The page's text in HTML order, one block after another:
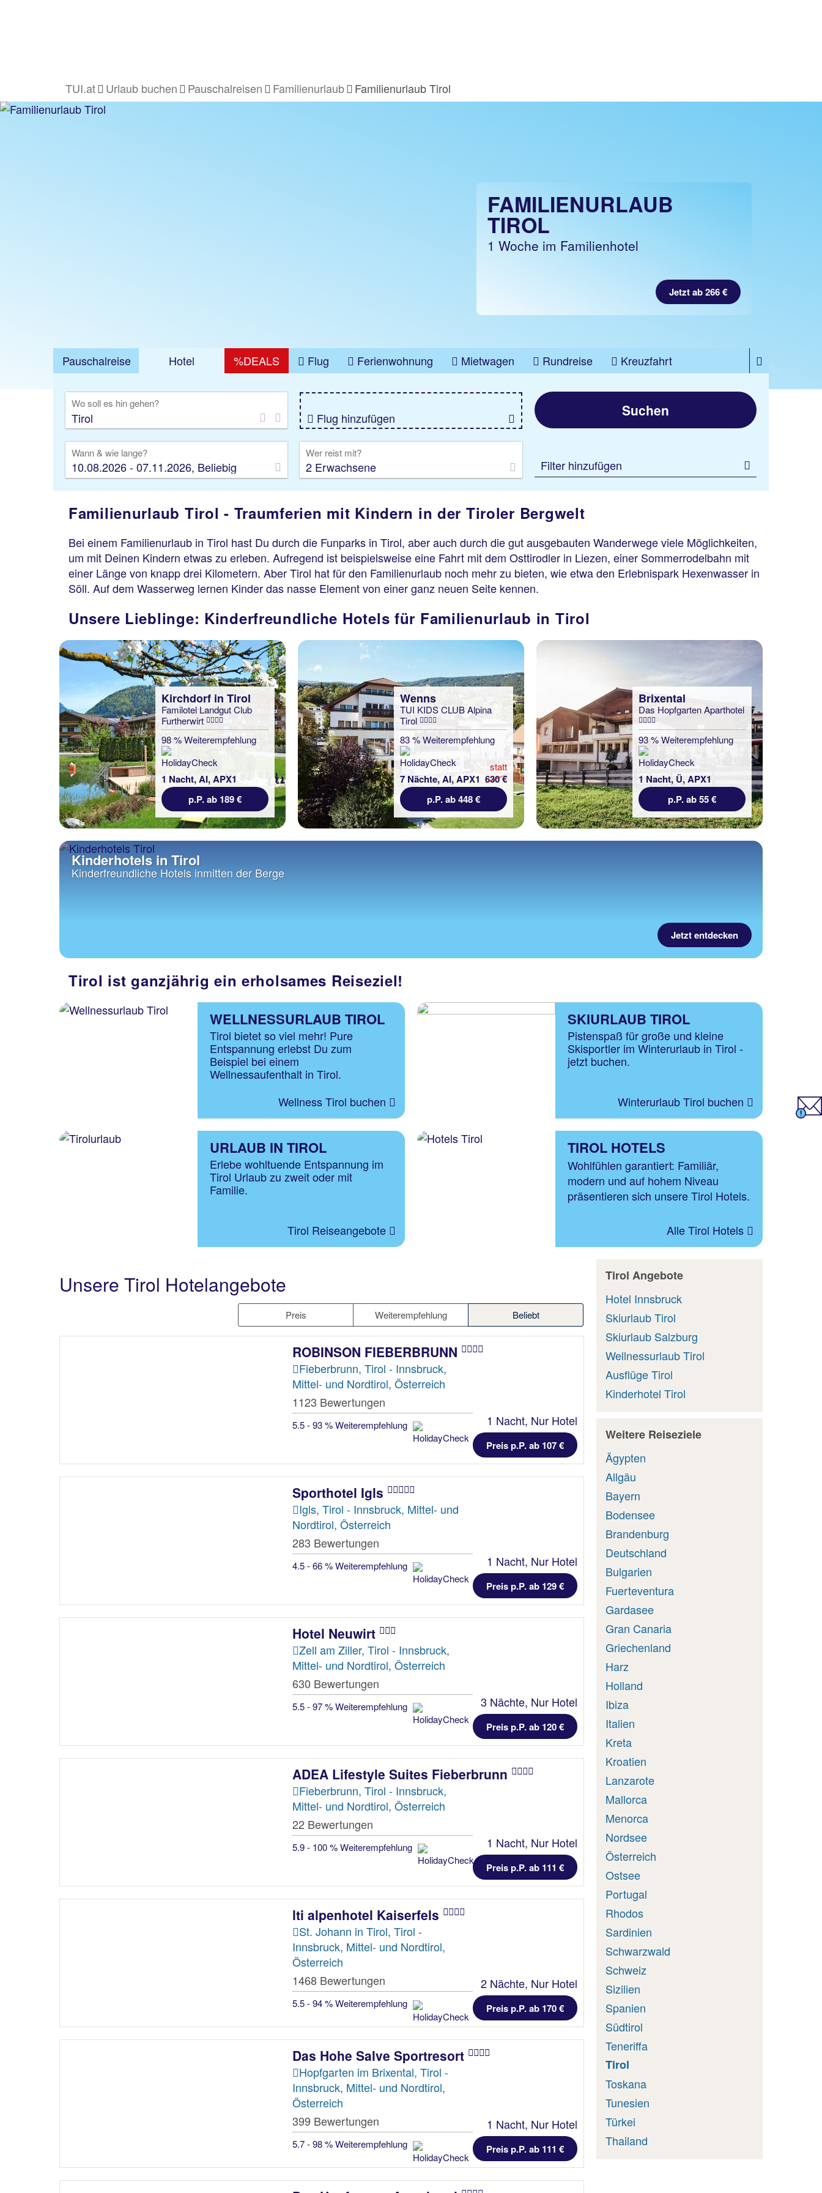
TUI.at Urlaub buchen Pauschalreisen Familienurlaub Familienurlaub Tirol
FAMILIENURLAUB
TIROL
1 Woche im Familienhotel
Jetzt ab 266 €
Pauschalreise Hotel %DEALS Flug Ferienwohnung Mietwagen Rundreise
Kreuzfahrt
Wo soll es hin gehen?
Flug hinzufügen
Wann & wie lange?
10.08.2026 - 07.11.2026, Beliebig
Wer reist mit?
2 Erwachsene
Suchen
Filter hinzufügen
Familienurlaub Tirol - Traumferien mit Kindern in der Tiroler Bergwelt
Bei einem Familienurlaub in Tirol hast Du durch die Funparks in Tirol, aber auch durch die gut ausgebauten Wanderwege viele Möglichkeiten,
um mit Deinen Kindern etwas zu erleben. Aufregend ist beispielsweise eine Fahrt mit dem Osttirodler in Liezen, einer Sommerrodelbahn mit
einer Länge von knapp drei Kilometern. Aber Tirol hat für den Familienurlaub noch mehr zu bieten, wie etwa den Erlebnispark Hexenwasser in
Söll. Auf dem Wasserweg lernen Kinder das nasse Element von einer ganz neuen Seite kennen.
Unsere Lieblinge: Kinderfreundliche Hotels für Familienurlaub in Tirol
Kirchdorf in Tirol
Familotel Landgut Club
Furtherwirt
98 % Weiterempfehlung
1 Nacht, AI, APX1
p.P. ab 189 €
Wenns
TUI KIDS CLUB Alpina
Tirol
83 % Weiterempfehlung
7 Nächte, AI, APX1
statt
630 €
p.P. ab 448 €
Brixental
Das Hopfgarten Aparthotel
93 % Weiterempfehlung
1 Nacht, Ü, APX1
p.P. ab 55 €
Kinderhotels in Tirol
Kinderfreundliche Hotels inmitten der Berge
Jetzt entdecken
Tirol ist ganzjährig ein erholsames Reiseziel!
WELLNESSURLAUB TIROL
Tirol bietet so viel mehr! Pure
Entspannung erlebst Du zum
Beispiel bei einem
Wellnessaufenthalt in Tirol.
Wellness Tirol buchen
SKIURLAUB TIROL
Pistenspaß für große und kleine
Skisportler im Winterurlaub in Tirol -
jetzt buchen.
Winterurlaub Tirol buchen
URLAUB IN TIROL
Erlebe wohltuende Entspannung im
Tirol Urlaub zu zweit oder mit
Familie.
Tirol Reiseangebote
TIROL HOTELS
Wohlfühlen garantiert: Familiär,
modern und auf hohem Niveau
präsentieren sich unsere Tirol Hotels.
Alle Tirol Hotels
Unsere Tirol Hotelangebote
Preis Weiterempfehlung Beliebt
ROBINSON FIEBERBRUNN
Fieberbrunn, Tirol - Innsbruck,
Mittel- und Nordtirol, Österreich
1123 Bewertungen
5.5 - 93 % Weiterempfehlung 1 Nacht, Nur Hotel
Preis p.P. ab 107 €
Sporthotel Igls
Igls, Tirol - Innsbruck, Mittel- und
Nordtirol, Österreich
283 Bewertungen
4.5 - 66 % Weiterempfehlung 1 Nacht, Nur Hotel
Preis p.P. ab 129 €
Hotel Neuwirt
Zell am Ziller, Tirol - Innsbruck,
Mittel- und Nordtirol, Österreich
630 Bewertungen
5.5 - 97 % Weiterempfehlung 3 Nächte, Nur Hotel
Preis p.P. ab 120 €
ADEA Lifestyle Suites Fieberbrunn
Fieberbrunn, Tirol - Innsbruck,
Mittel- und Nordtirol, Österreich
22 Bewertungen
5.9 - 100 % Weiterempfehlung 1 Nacht, Nur Hotel
Preis p.P. ab 111 €
lti alpenhotel Kaiserfels
St. Johann in Tirol, Tirol -
Innsbruck, Mittel- und Nordtirol,
Österreich
1468 Bewertungen
5.5 - 94 % Weiterempfehlung
2 Nächte, Nur Hotel
Preis p.P. ab 170 €
Das Hohe Salve Sportresort
Hopfgarten im Brixental, Tirol -
Innsbruck, Mittel- und Nordtirol,
Österreich
399 Bewertungen
5.7 - 98 % Weiterempfehlung
1 Nacht, Nur Hotel
Preis p.P. ab 111 €
Tirol Angebote
Hotel Innsbruck
Skiurlaub Tirol
Skiurlaub Salzburg
Wellnessurlaub Tirol
Ausflüge Tirol
Kinderhotel Tirol
Weitere Reiseziele
Ägypten
Allgäu
Bayern
Bodensee
Brandenburg
Deutschland
Bulgarien
Fuerteventura
Gardasee
Gran Canaria
Griechenland
Harz
Holland
Ibiza
Italien
Kreta
Kroatien
Lanzarote
Mallorca
Menorca
Nordsee
Österreich
Ostsee
Portugal
Rhodos
Sardinien
Schwarzwald
Schweiz
Sizilien
Spanien
Südtirol
Teneriffa
Tirol
Toskana
Tunesien
Türkei
Thailand